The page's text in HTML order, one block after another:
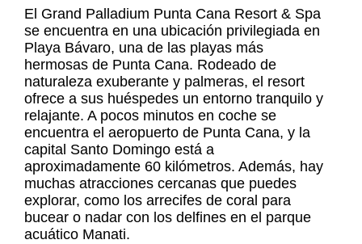
El Grand Palladium Punta Cana Resort & Spa
se encuentra en una ubicación privilegiada en
Playa Bávaro, una de las playas más
hermosas de Punta Cana. Rodeado de
naturaleza exuberante y palmeras, el resort
ofrece a sus huéspedes un entorno tranquilo y
relajante. A pocos minutos en coche se
encuentra el aeropuerto de Punta Cana, y la
capital Santo Domingo está a
aproximadamente 60 kilómetros. Además, hay
muchas atracciones cercanas que puedes
explorar, como los arrecifes de coral para
bucear o nadar con los delfines en el parque
acuático Manati.